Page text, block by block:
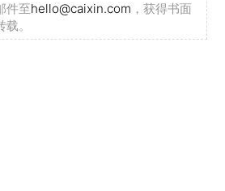
件至hello@caixin.com ，获得书面
。